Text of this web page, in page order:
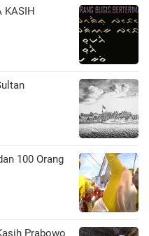
KASIH
100 Orang
Prabowo